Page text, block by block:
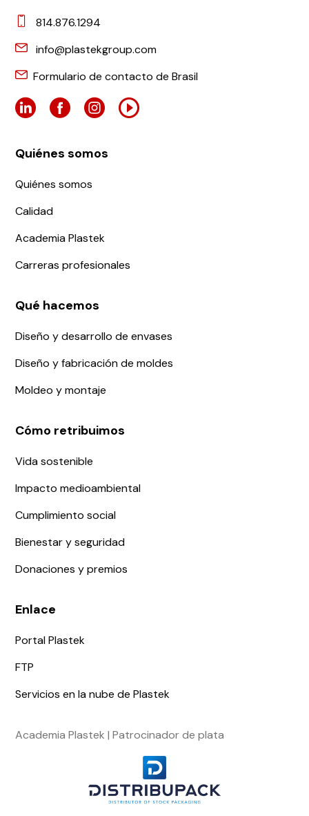
814.876.1294
info@plastekgroup.com
Formulario de contacto de Brasil
Quiénes somos
Quiénes somos
Calidad
Academia Plastek
Carreras profesionales
Qué hacemos
Diseño y desarrollo de envases
Diseño y fabricación de moldes
Moldeo y montaje
Cómo retribuimos
Vida sostenible
Impacto medioambiental
Cumplimiento social
Bienestar y seguridad
Donaciones y premios
Enlace
Portal Plastek
FTP
Servicios en la nube de Plastek
Academia Plastek | Patrocinador de plata